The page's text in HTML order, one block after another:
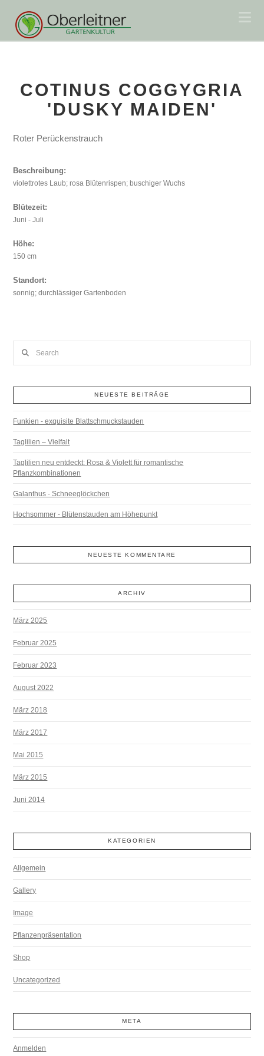
COTINUS COGGYGRIA
'DUSKY MAIDEN'
Roter Perückenstrauch
Beschreibung:
violettrotes Laub; rosa Blütenrispen; buschiger Wuchs
Blütezeit:
Juni - Juli
Höhe:
150 cm
Standort:
sonnig; durchlässiger Gartenboden
NEUESTE BEITRÄGE
Funkien - exquisite Blattschmuckstauden
Taglilien – Vielfalt
Taglilien neu entdeckt: Rosa & Violett für romantische
Pflanzkombinationen
Galanthus - Schneeglöckchen
Hochsommer - Blütenstauden am Höhepunkt
NEUESTE KOMMENTARE
ARCHIV
März 2025
Februar 2025
Februar 2023
August 2022
März 2018
März 2017
Mai 2015
März 2015
Juni 2014
KATEGORIEN
Allgemein
Gallery
Image
Pflanzenpräsentation
Shop
Uncategorized
META
Anmelden